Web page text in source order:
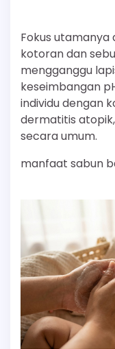
Fokus
kotoran dan
mengganggu
keseimbangan
individu dengan
dermatitis
secara umum.
manfaat sabun